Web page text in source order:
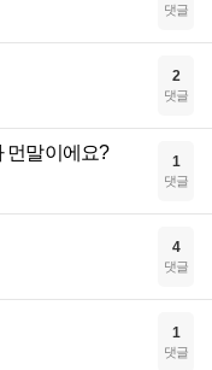
댓글
2
댓글
먼말이에요? 1
댓글
4
댓글
1
댓글